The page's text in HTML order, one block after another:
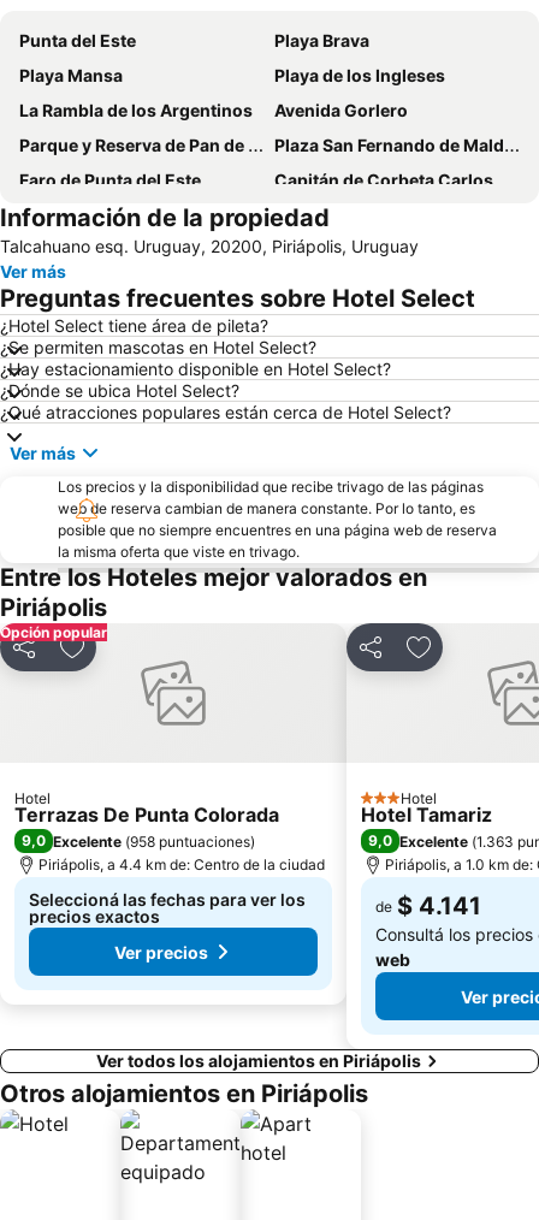
Punta del Este
Playa Brava
Playa Mansa
Playa de los Ingleses
La Rambla de los Argentinos
Avenida Gorlero
Parque y Reserva de Pan de Azúcar
Plaza San Fernando de Maldonado
Faro de Punta del Este
Capitán de Corbeta Carlos A. Curbelo International Airport
La Mano
Isla Gorriti
Información de la propiedad
Talcahuano esq. Uruguay, 20200, Piriápolis, Uruguay
Ver más
Preguntas frecuentes sobre Hotel Select
¿Hotel Select tiene área de pileta?
¿Se permiten mascotas en Hotel Select?
¿Hay estacionamiento disponible en Hotel Select?
¿Dónde se ubica Hotel Select?
¿Qué atracciones populares están cerca de Hotel Select?
Ver más
Los precios y la disponibilidad que recibe trivago de las páginas
web de reserva cambian de manera constante. Por lo tanto, es
posible que no siempre encuentres en una página web de reserva
la misma oferta que viste en trivago.
Entre los Hoteles mejor valorados en
Piriápolis
Opción popular
CompartirAñadir a favoritos
Hotel
Terrazas De Punta Colorada
9,0 Excelente (958 puntuaciones)
Piriápolis, a 4.4 km de: Centro de la ciudad
Seleccioná las fechas para ver los
precios exactos
Ver precios
CompartirAñadir a
3 Estrellas
Hotel
Hotel Tamariz
9,0 Excelente (1.363
Piriápolis, a 1.0 km
de $ 4.141
Consultá los
web
Ver
Ver todos los alojamientos en Piriápolis
Otros alojamientos en Piriápolis